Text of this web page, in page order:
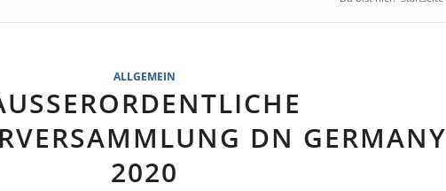
ALLGEMEIN
M
DN GERMANY 2
020